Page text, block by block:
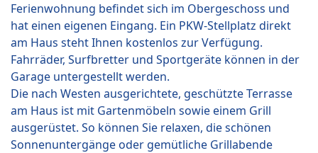
Ferienwohnung befindet sich im Obergeschoss und
hat einen eigenen Eingang. Ein PKW-Stellplatz direkt
am Haus steht Ihnen kostenlos zur Verfügung.
Fahrräder, Surfbretter und Sportgeräte können in der
Garage untergestellt werden.
Die nach Westen ausgerichtete, geschützte Terrasse
am Haus ist mit Gartenmöbeln sowie einem Grill
ausgerüstet. So können Sie relaxen, die schönen
Sonnenuntergänge oder gemütliche Grillabende